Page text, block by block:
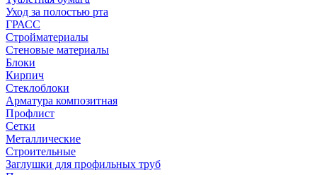
Уход за полостью рта
ГРАСС
Стройматериалы
Стеновые материалы
Блоки
Кирпич
Стеклоблоки
Арматура композитная
Профлист
Сетки
Металлические
Строительные
Заглушки для профильных труб